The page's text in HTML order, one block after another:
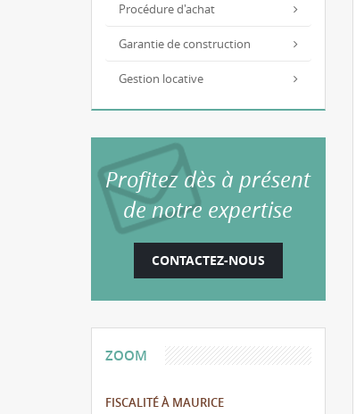
Procédure d'achat
Garantie de construction
Gestion locative
Profitez dès à présent
de notre expertise
CONTACTEZ-NOUS
ZOOM
FISCALITÉ À MAURICE